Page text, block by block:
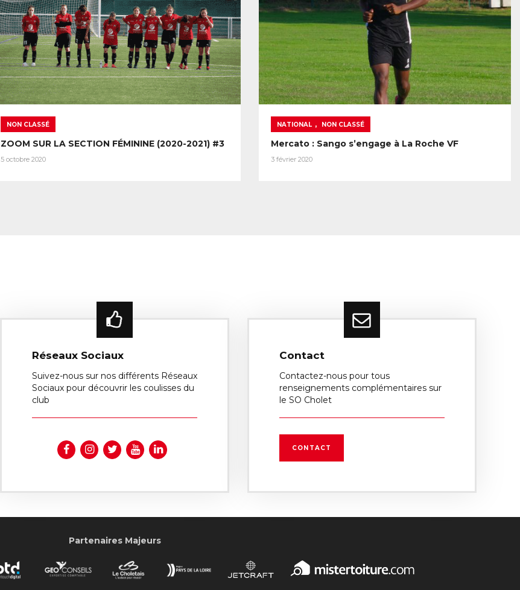
NON CLASSÉ
ZOOM SUR LA SECTION FÉMININE (2020-2021) #3
5 octobre 2020
NATIONAL , NON CLASSÉ
Mercato : Sango s’engage à La Roche VF
3 février 2020
Réseaux Sociaux
Suivez-nous sur nos différents Réseaux
Sociaux pour découvrir les coulisses du
club
Contact
Contactez-nous pour tous
renseignements complémentaires sur
le SO Cholet
CONTACT
Partenaires Majeurs